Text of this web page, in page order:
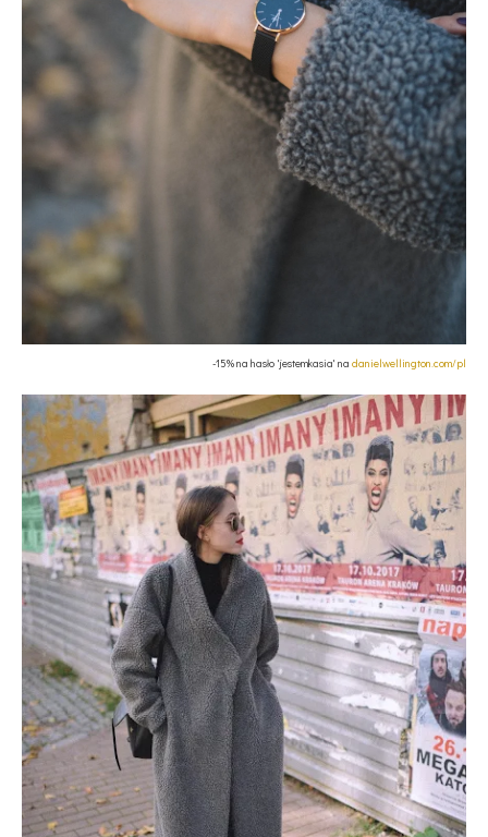
-15% na hasło 'jestemkasia' na danielwellington.com/pl